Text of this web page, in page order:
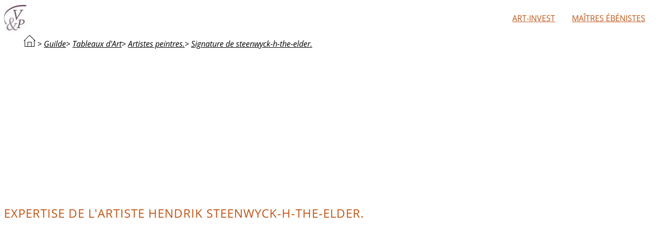
ART-INVEST MAÎTRES ÉBÉNISTES
> Guilde> Tableaux d'Art>Artistes peintres.> Signature de steenwyck-h-the-elder.
EXPERTISE DE L'ARTISTE HENDRIK STEENWYCK-H-THE-ELDER.